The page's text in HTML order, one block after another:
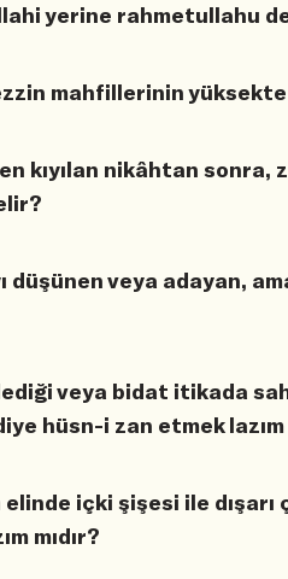
yerine rahmetullahu
mahfillerinin yüksekte
kıyılan nikâhtan
düşünen veya adayan,
veya bidat itikada
hüsn-i zan etmek lazım
içki şişesi ile
mıdır?